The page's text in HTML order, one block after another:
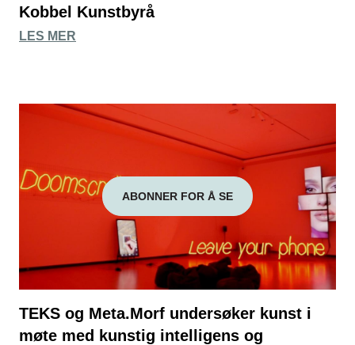
Kobbel Kunstbyrå
LES MER
ABONNER FOR Å SE
TEKS og Meta.Morf undersøker kunst i
møte med kunstig intelligens og